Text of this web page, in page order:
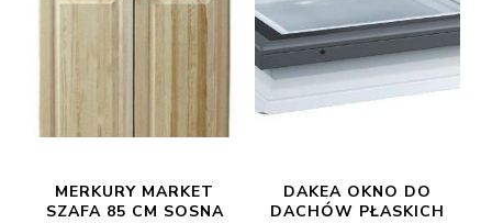
MERKURY MARKET
SZAFA 85 CM SOSNA
DAKEA OKNO DO
DACHÓW PŁASKICH